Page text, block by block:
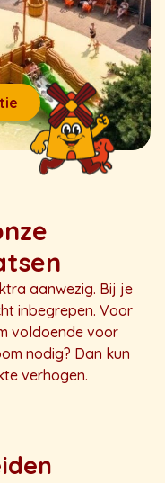
aanwezig. Bij je
inbegrepen. Voor
voldoende voor
nodig? Dan kun
verhogen.